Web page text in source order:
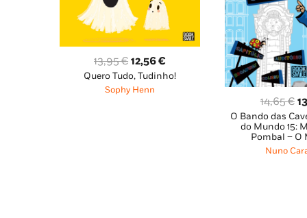
13,95€ O
preço
original
12,56€
preço
Quero Tudo, Tudinho!
Sophy Henn
14,65€ O
O Bando das
do Mundo 15:
Pombal – O
Nuno